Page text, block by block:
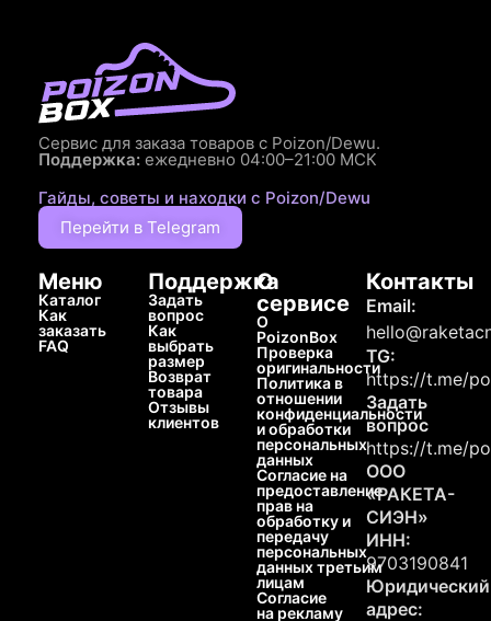
Сервис для заказа товаров с Poizon/Dewu.
Поддержка: ежедневно 04:00–21:00 МСК
Гайды, советы и находки с Poizon/Dewu
Перейти в Telegram
Меню
Каталог
Как
заказать
FAQ
Поддержка
Задать
вопрос
Как
выбрать
размер
Возврат
товара
Отзывы
клиентов
О
сервисе
О
PoizonBox
Проверка
оригинальности
Политика в
отношении
конфиденциальности
и обработки
персональных
данных
Согласие на
предоставление
прав на
обработку и
передачу
персональных
данных третьим
лицам
Согласие
на рекламу
Контакты
Email:
TG:
https://t.me/
Задать
вопрос
https://t.me/
ООО
«РАКЕТА-
СИЭН»
ИНН:
9703190841
Юридический
адрес: